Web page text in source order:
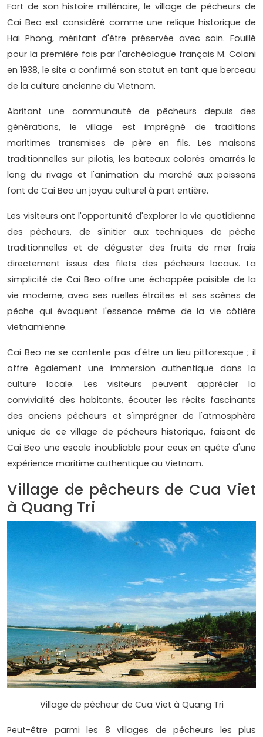
Fort de son histoire millénaire, le village de pêcheurs de
Cai Beo est considéré comme une relique historique de
Hai Phong, méritant d'être préservée avec soin. Fouillé
pour la première fois par l'archéologue français M. Colani
en 1938, le site a confirmé son statut en tant que berceau
de la culture ancienne du Vietnam.
Abritant une communauté de pêcheurs depuis des
générations, le village est imprégné de traditions
maritimes transmises de père en fils. Les maisons
traditionnelles sur pilotis, les bateaux colorés amarrés le
long du rivage et l'animation du marché aux poissons
font de Cai Beo un joyau culturel à part entière.
Les visiteurs ont l'opportunité d'explorer la vie quotidienne
des pêcheurs, de s'initier aux techniques de pêche
traditionnelles et de déguster des fruits de mer frais
directement issus des filets des pêcheurs locaux. La
simplicité de Cai Beo offre une échappée paisible de la
vie moderne, avec ses ruelles étroites et ses scènes de
pêche qui évoquent l'essence même de la vie côtière
vietnamienne.
Cai Beo ne se contente pas d'être un lieu pittoresque ; il
offre également une immersion authentique dans la
culture locale. Les visiteurs peuvent apprécier la
convivialité des habitants, écouter les récits fascinants
des anciens pêcheurs et s'imprégner de l'atmosphère
unique de ce village de pêcheurs historique, faisant de
Cai Beo une escale inoubliable pour ceux en quête d'une
expérience maritime authentique au Vietnam.
Village de pêcheurs de Cua Viet
à Quang Tri
Village de pêcheur de Cua Viet à Quang Tri
Peut-être parmi les 8 villages de pêcheurs les plus